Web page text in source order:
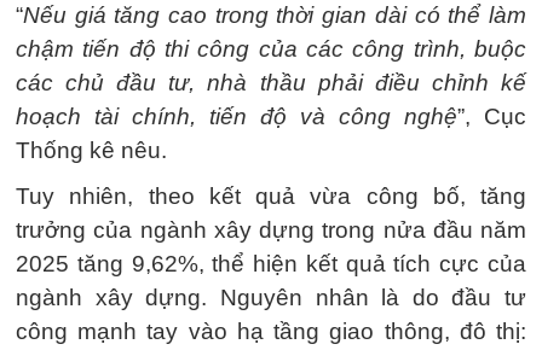
“Nếu giá tăng cao trong thời gian dài có thể làm
chậm tiến độ thi công của các công trình, buộc
các chủ đầu tư, nhà thầu phải điều chỉnh kế
hoạch tài chính, tiến độ và công nghệ”, Cục
Thống kê nêu.
Tuy nhiên, theo kết quả vừa công bố, tăng
trưởng của ngành xây dựng trong nửa đầu năm
2025 tăng 9,62%, thể hiện kết quả tích cực của
ngành xây dựng. Nguyên nhân là do đầu tư
công mạnh tay vào hạ tầng giao thông, đô thị: